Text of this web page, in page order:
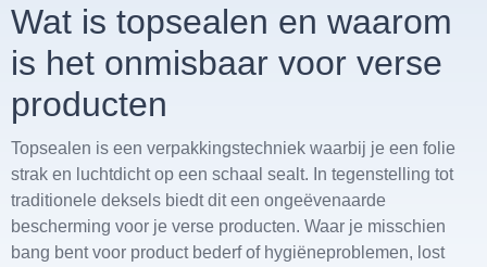
Wat is topsealen en waarom
is het onmisbaar voor verse
producten
Topsealen is een verpakkingstechniek waarbij je een folie
strak en luchtdicht op een schaal sealt. In tegenstelling tot
traditionele deksels biedt dit een ongeëvenaarde
bescherming voor je verse producten. Waar je misschien
bang bent voor product bederf of hygiëneproblemen, lost